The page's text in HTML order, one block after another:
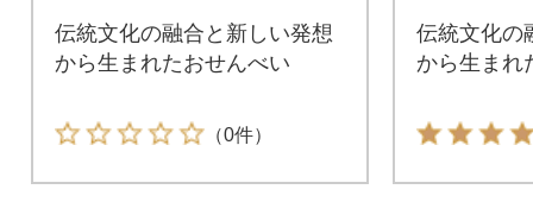
伝統文化の融合と新しい発想
から生まれたおせんべい
（0件）
伝統文化の
から生まれ